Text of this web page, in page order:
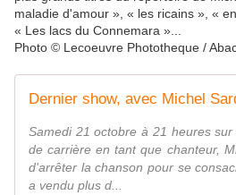
maladie d'amour », « les ricains », «
« Les lacs du Connemara »...
Photo © Lecoeuvre Phototheque /
Samedi 21 octobre à 21 heures
de carrière en tant que chanteur,
d'arrêter la chanson pour se
a vendu plus d...